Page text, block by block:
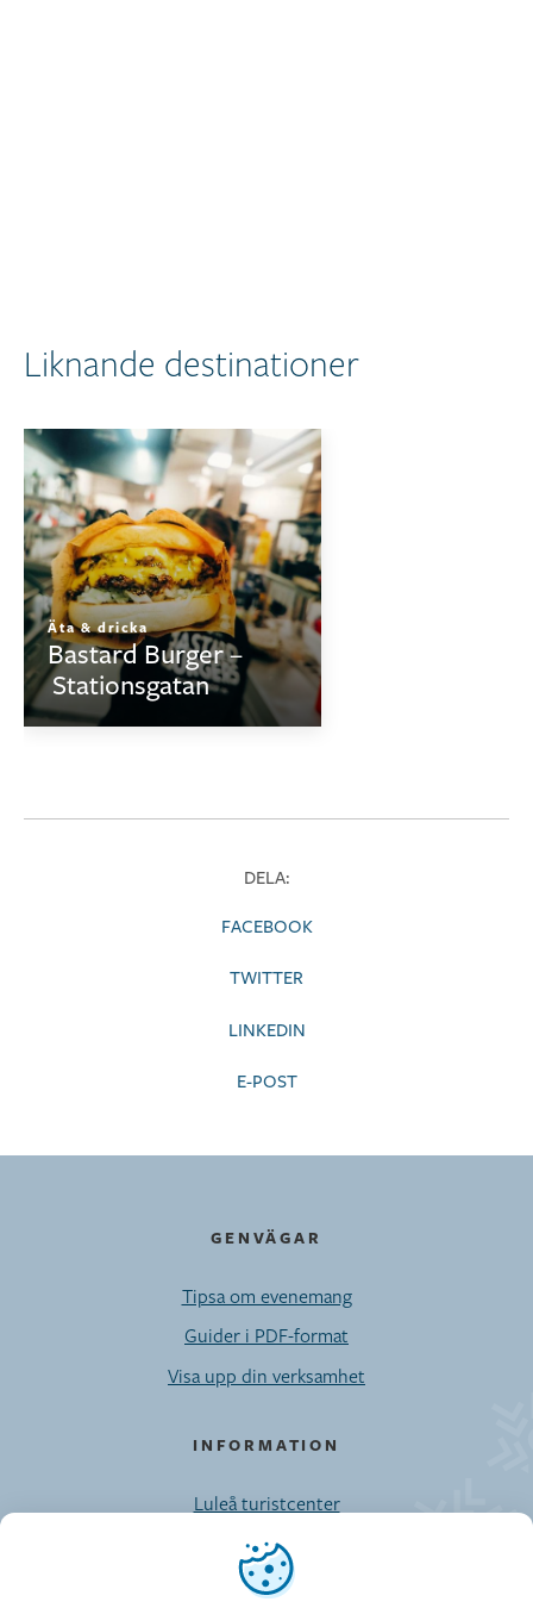
Vi använder cookies
Liknande destinationer
Äta & dricka
Bastard Burger –
Stationsgatan
DELA:
FACEBOOK
TWITTER
LINKEDIN
E-POST
GENVÄGAR
Tipsa om evenemang
Guider i PDF-format
Visa upp din verksamhet
INFORMATION
Luleå turistcenter
Möten/Privatresor/Press
Kontaktuppgifter till Visit Luleå-enheten